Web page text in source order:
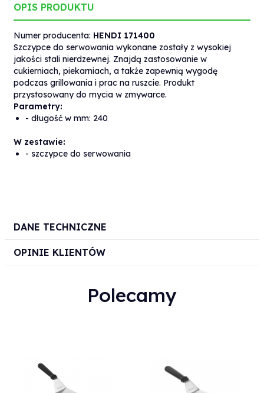
OPIS PRODUKTU
Numer producenta: HENDI 171400
Szczypce do serwowania wykonane zostały z wysokiej
jakości stali nierdzewnej. Znajdą zastosowanie w
cukierniach, piekarniach, a także zapewnią wygodę
podczas grillowania i prac na ruszcie. Produkt
przystosowany do mycia w zmywarce.
Parametry:
- długość w mm: 240
W zestawie:
- szczypce do serwowania
DANE TECHNICZNE
OPINIE KLIENTÓW
Polecamy